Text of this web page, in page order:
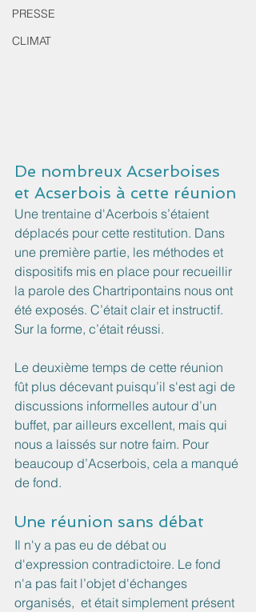
PRESSE
CLIMAT
De nombreux Acserboises
et Acserbois à cette réunion
Une trentaine d'Acerbois s’étaient
déplacés pour cette restitution. Dans
une première partie, les méthodes et
dispositifs mis en place pour recueillir
la parole des Chartripontains nous ont
été exposés. C’était clair et instructif.
Sur la forme, c’était réussi.
Le deuxième temps de cette réunion
fût plus décevant puisqu’il s'est agi de
discussions informelles autour d’un
buffet, par ailleurs excellent, mais qui
nous a laissés sur notre faim. Pour
beaucoup d’Acserbois, cela a manqué
de fond.
Une réunion sans débat
Il n'y a pas eu de débat ou
d'expression contradictoire. Le fond
n'a pas fait l’objet d'échanges
organisés,  et était simplement présent